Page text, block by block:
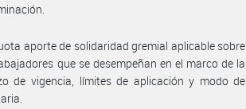
aporte de solidaridad gremial aplicable sobre
que se desempeñan en el marco de la
de vigencia, límites de aplicación y modo de